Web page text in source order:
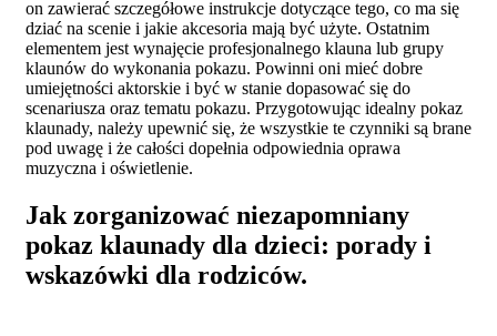
on zawierać szczegółowe instrukcje dotyczące tego, co ma się
dziać na scenie i jakie akcesoria mają być użyte. Ostatnim
elementem jest wynajęcie profesjonalnego klauna lub grupy
klaunów do wykonania pokazu. Powinni oni mieć dobre
umiejętności aktorskie i być w stanie dopasować się do
scenariusza oraz tematu pokazu. Przygotowując idealny pokaz
klaunady, należy upewnić się, że wszystkie te czynniki są brane
pod uwagę i że całości dopełnia odpowiednia oprawa
muzyczna i oświetlenie.
Jak zorganizować niezapomniany
pokaz klaunady dla dzieci: porady i
wskazówki dla rodziców.